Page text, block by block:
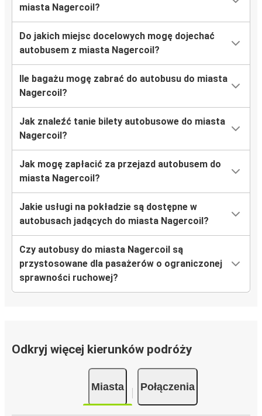
miasta Nagercoil?
Do jakich miejsc docelowych mogę dojechać
autobusem z miasta Nagercoil?
Ile bagażu mogę zabrać do autobusu do miasta
Nagercoil?
Jak znaleźć tanie bilety autobusowe do miasta
Nagercoil?
Jak mogę zapłacić za przejazd autobusem do
miasta Nagercoil?
Jakie usługi na pokładzie są dostępne w
autobusach jadących do miasta Nagercoil?
Czy autobusy do miasta Nagercoil są
przystosowane dla pasażerów o ograniczonej
sprawności ruchowej?
Odkryj więcej kierunków podróży
Miasta Połączenia